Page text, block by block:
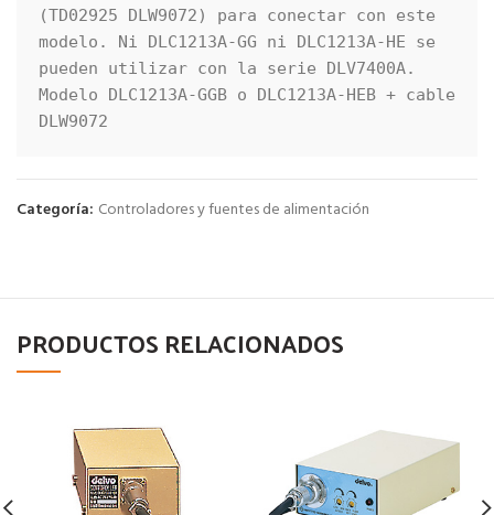
(TD02925 DLW9072) para conectar con este
modelo. Ni DLC1213A-GG ni DLC1213A-HE se
pueden utilizar con la serie DLV7400A.
Modelo DLC1213A-GGB o DLC1213A-HEB + cable
DLW9072
Categoría: Controladores y fuentes de alimentación
PRODUCTOS RELACIONADOS